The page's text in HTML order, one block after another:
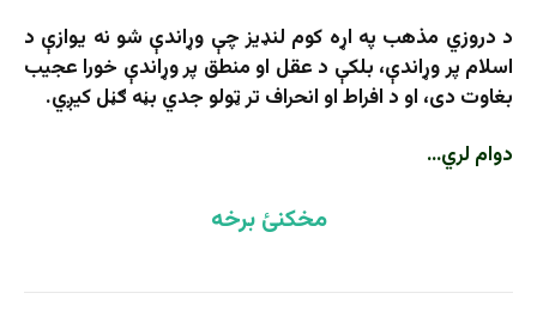
د دروزي مذهب په اړه کوم لنډیز چې وړاندې شو نه یوازې د
اسلام پر وړاندې، بلکې د عقل او منطق پر وړاندې خورا عجیب
بغاوت دی، او د افراط او انحراف تر ټولو جدي بڼه ګڼل کیږي.
دوام لري…
مخکنئ برخه